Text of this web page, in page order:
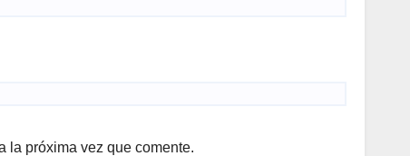
la próxima vez que comente.